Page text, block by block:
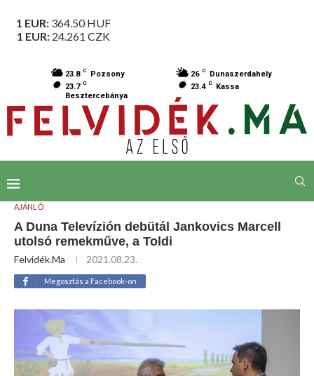
1 EUR: 364.50HUF
1 EUR: 24.261 CZK
23.8 C Pozsony 26 C
Dunaszerdahely
23.7 C
Besztercebánya
23.4 C Kassa
AJÁNLÓ
A Duna Televízión debütál Jankovics Marcell
utolsó remekműve, a Toldi
Felvidék.ma 2021.08.23.
Megosztás a Facebook-on